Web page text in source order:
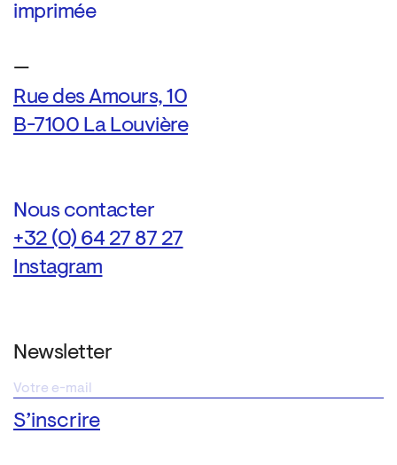
imprimée
—
Rue des Amours, 10
B-7100 La Louvière
Nous contacter
+32 (0) 64 27 87 27
Instagram
Newsletter